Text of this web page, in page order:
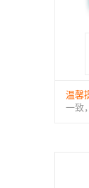
温馨
一致